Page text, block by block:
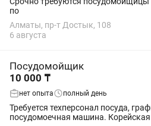
по
Алматы, пр-т Достык, 108
6 августа
Посудомойщик
10 000 ₸
нет опыта полный день
Требуется техперсонал посуда,
посудомоечная